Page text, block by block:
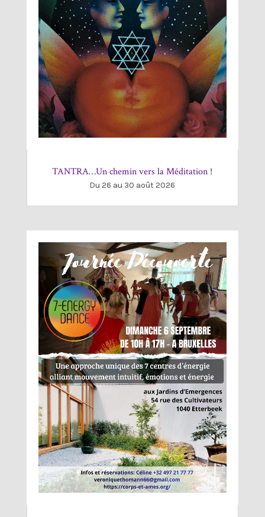
TANTRA…Un chemin vers la Méditation !
Du 26 au 30 août 2026